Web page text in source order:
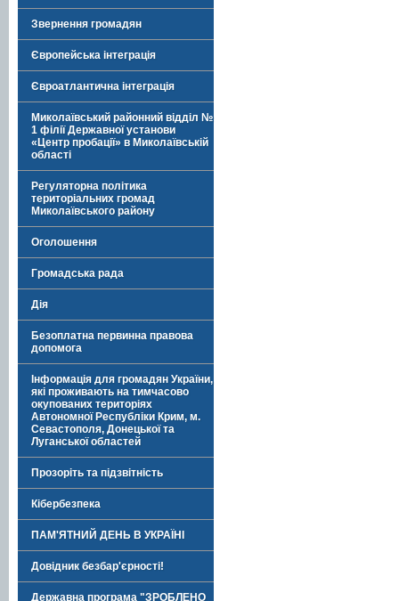
Звернення громадян
Європейська інтеграція
Євроатлантична інтеграція
Миколаївський районний відділ №
1 філії Державної установи
«Центр пробації» в Миколаївській
області
Регуляторна політика
територіальних громад
Миколаївського району
Оголошення
Громадська рада
Дія
Безоплатна первинна правова
допомога
Інформація для громадян України,
які проживають на тимчасово
окупованих територіях
Автономної Республіки Крим, м.
Севастополя, Донецької та
Луганської областей
Прозоріть та підзвітність
Кібербезпека
ПАМ'ЯТНИЙ ДЕНЬ В УКРАЇНІ
Довідник безбар'єрності!
Державна програма "ЗРОБЛЕНО